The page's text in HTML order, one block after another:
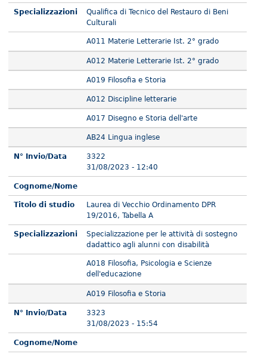
Specializzazioni
Qualifica di Tecnico del Restauro di Beni
Culturali
A011 Materie Letterarie Ist. 2° grado
A012 Materie Letterarie Ist. 2° grado
A019 Filosofia e Storia
A012 Discipline letterarie
A017 Disegno e Storia dell'arte
AB24 Lingua inglese
N° Invio/Data
3322
31/08/2023 - 12:40
Cognome/Nome
Titolo di studio
Laurea di Vecchio Ordinamento DPR
19/2016, Tabella A
Specializzazioni
Specializzazione per le attività di sostegno
dadattico agli alunni con disabilità
A018 Filosofia, Psicologia e Scienze
dell'educazione
A019 Filosofia e Storia
N° Invio/Data
3323
31/08/2023 - 15:54
Cognome/Nome